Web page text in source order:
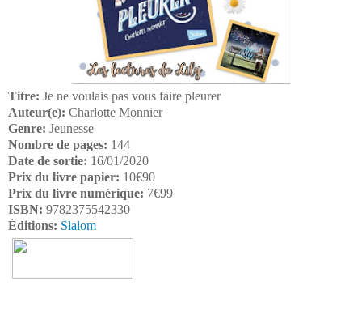
Titre: Je ne voulais pas vous faire pleurer
Auteur(e): Charlotte Monnier
Genre: Jeunesse
Nombre de pages: 144
Date de sortie: 16/01/2020
Prix du livre papier: 10€90
Prix du livre numérique: 7€99
ISBN: 9782375542330
Éditions: Slalom